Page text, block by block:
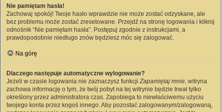
Nie pamiętam hasła!
Zachowaj spokój! Twoje hasło wprawdzie nie może zostać odzyskane, ale
bez problemu może zostać zresetowane. Przejdź na stronę logowania i kliknij
odnośnik “Nie pamiętam hasła”. Postępuj zgodnie z instrukcjami, a
prawdopodobnie niedługo znów będziesz móc się zalogować.
Na górę
Dlaczego następuje automatyczne wylogowanie?
Jeżeli w czasie logowania nie zaznaczysz funkcjiZapamiętaj mnie, witryna
zachowa informację o tym, że twój pobyt na tej witrynie będzie trwał tylko
określony przez administratora czas. Zapobiega to niewłaściwemu użyciu
twojego konta przez kogoś innego. Aby pozostać zalogowanym/zalogowaną,